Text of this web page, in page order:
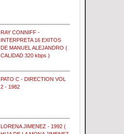
RAY CONNIFF -
INTERPRETA 16 EXITOS
DE MANUEL ALEJANDRO (
CALIDAD 320 kbps )
PATO C - DIRECTION VOL
2 - 1982
LORENA JIMENEZ - 1992 (